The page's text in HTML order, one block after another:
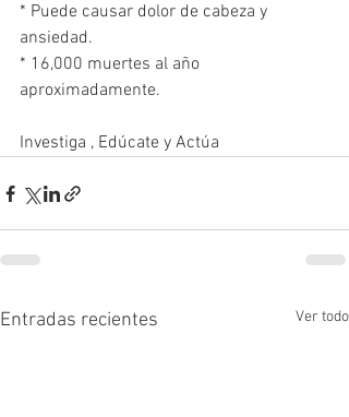
* Puede causar dolor de cabeza y
ansiedad.
* 16,000 muertes al año
aproximadamente.
Investiga , Edúcate y Actúa
Entradas recientes Ver todo